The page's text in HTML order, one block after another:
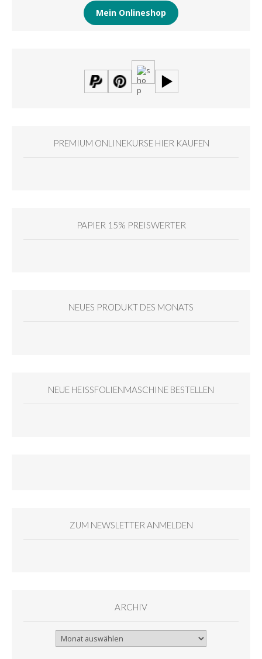
Mein Onlineshop
PREMIUM ONLINEKURSE HIER KAUFEN
PAPIER 15% PREISWERTER
NEUES PRODUKT DES MONATS
NEUE HEISSFOLIENMASCHINE BESTELLEN
ZUM NEWSLETTER ANMELDEN
ARCHIV
Archiv